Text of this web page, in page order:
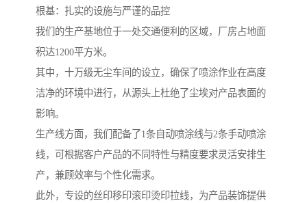
根基：扎实的设施与严谨的品控
我们的生产基地位于一处交通便利的区域，厂房占地面
积达1200平方米。
其中，十万级无尘车间的设立，确保了喷涂作业在高度
洁净的环境中进行，从源头上杜绝了尘埃对产品表面的
影响。
生产线方面，我们配备了1条自动喷涂线与2条手动喷涂
线，可根据客户产品的不同特性与精度要求灵活安排生
产，兼顾效率与个性化需求。
此外，专设的丝印移印滚印烫印拉线，为产品装饰提供